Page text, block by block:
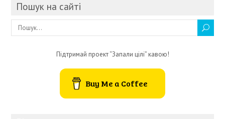
Пошук на сайті
Підтримай проект “Запали цілі” кавою!
Buy Me a Coffee